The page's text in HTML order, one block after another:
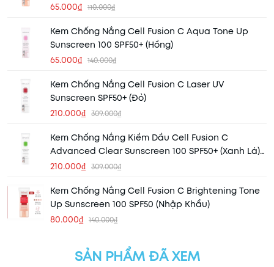
65.000₫ 110.000₫
Kem Chống Nắng Cell Fusion C Aqua Tone Up
Sunscreen 100 SPF50+ (Hồng)
65.000₫ 140.000₫
Kem Chống Nắng Cell Fusion C Laser UV
Sunscreen SPF50+ (Đỏ)
210.000₫ 309.000₫
Kem Chống Nắng Kiềm Dầu Cell Fusion C
Advanced Clear Sunscreen 100 SPF50+ (Xanh Lá)
(Mẫu Mới)
210.000₫ 309.000₫
Kem Chống Nắng Cell Fusion C Brightening Tone
Up Sunscreen 100 SPF50 (Nhập Khẩu)
80.000₫ 140.000₫
SẢN PHẨM ĐÃ XEM